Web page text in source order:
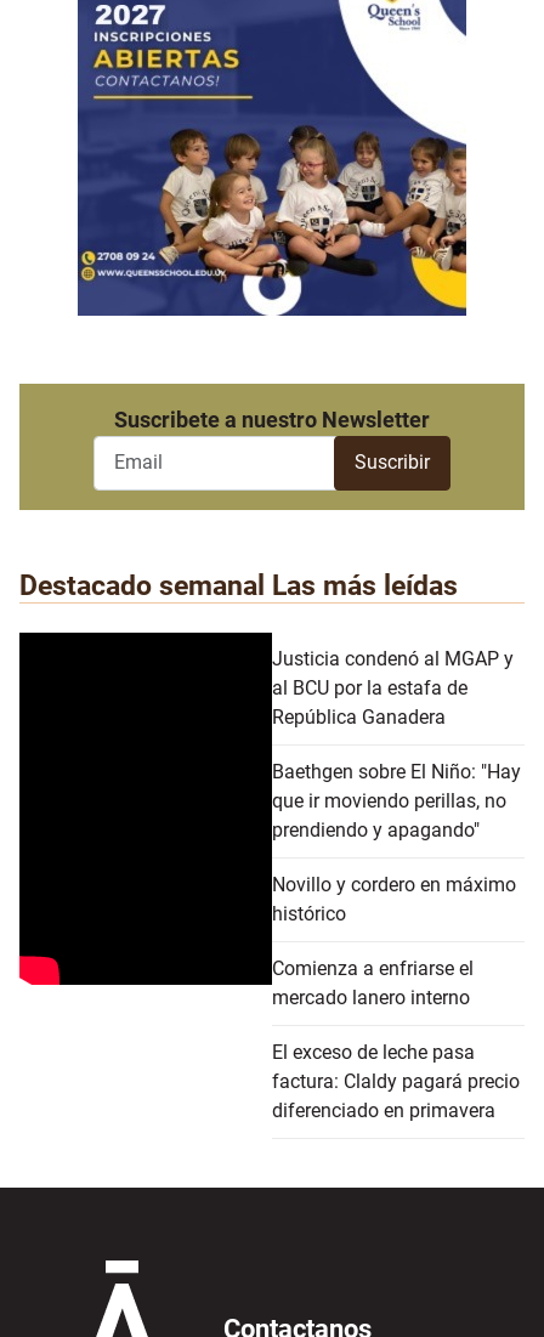
Suscribete a nuestro Newsletter
Destacado semanal Las más leídas
Justicia condenó al MGAP y
al BCU por la estafa de
República Ganadera
Baethgen sobre El Niño: "Hay
que ir moviendo perillas, no
prendiendo y apagando"
Novillo y cordero en máximo
histórico
Comienza a enfriarse el
mercado lanero interno
El exceso de leche pasa
factura: Claldy pagará precio
diferenciado en primavera
Contactanos